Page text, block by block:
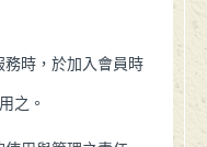
時，於加入會員時
之。